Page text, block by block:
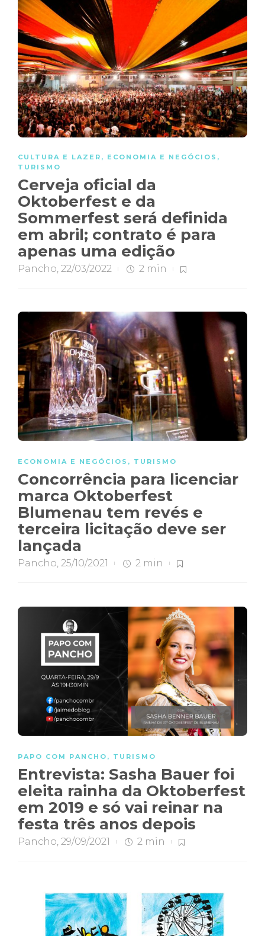
CULTURA E LAZER , ECONOMIA E NEGÓCIOS ,
TURISMO
Cerveja oficial da
Oktoberfest e da
Sommerfest será definida
em abril; contrato é para
apenas uma edição
Pancho 22/03/2022 2 min
ECONOMIA E NEGÓCIOS , TURISMO
Concorrência para licenciar
marca Oktoberfest
Blumenau tem revés e
terceira licitação deve ser
lançada
Pancho, 25/10/2021 2 min
PAPO COM PANCHO , TURISMO
Entrevista: Sasha Bauer foi
eleita rainha da Oktoberfest
em 2019 e só vai reinar na
festa três anos depois
Pancho, 29/09/2021 2 min